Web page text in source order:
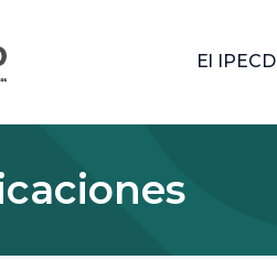
El IPECD